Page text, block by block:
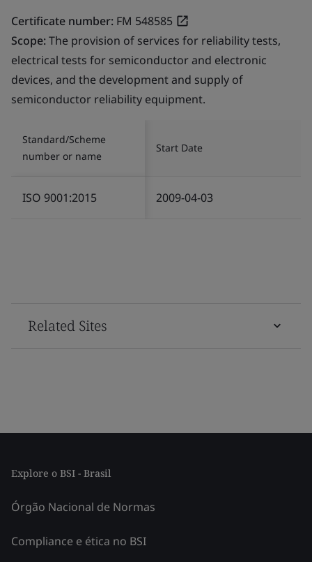
Certificate number: FM 548585
Scope:The provision of services for reliability tests,
electrical tests for semiconductor and electronic
devices, and the development and supply of
semiconductor reliability equipment.
Standard/Scheme
number or name
Start Date
ISO 9001:2015 2009-04-03
Related Sites
Explore o BSI - Brasil
Órgão Nacional de Normas
Compliance e ética no BSI